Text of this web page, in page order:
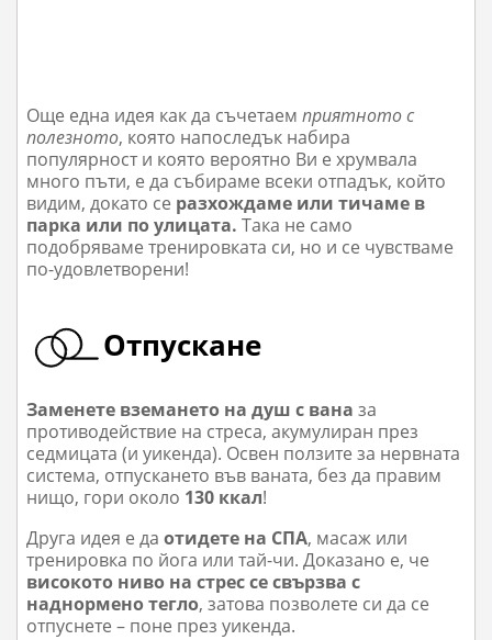
Още една идея как да съчетаемприятното с
полезното, която напоследък набира
популярност и която вероятно Ви е хрумвала
много пъти, е да събираме всеки отпадък, който
видим, докато се разхождаме или тичаме в
парка или по улицата.Така не само
подобряваме тренировката си, но и се чувстваме
по-удовлетворени!
Отпускане
Заменете вземането на душ с ваназа
противодействие на стреса, акумулиран през
седмицата (и уикенда). Освен ползите за нервната
система, отпускането във ваната, без да правим
нищо, гори около 130 ккал!
Друга идея е даотидете на СПА, масаж или
тренировка по йога или тай-чи. Доказано е, че
високото ниво на стрес се свързва с
наднормено тегло, затова позволете си да се
отпуснете – поне през уикенда.